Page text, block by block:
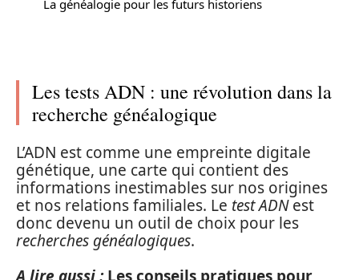
La généalogie pour les futurs historiens
Les tests ADN : une révolution dans la
recherche généalogique
L’ADN est comme une empreinte digitale
génétique, une carte qui contient des
informations inestimables sur nos origines
et nos relations familiales. Le test ADNest
donc devenu un outil de choix pour les
recherches généalogiques.